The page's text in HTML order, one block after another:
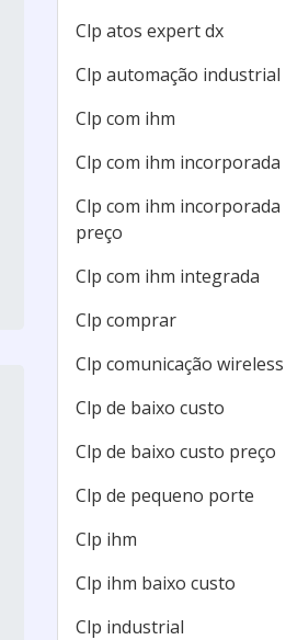
Clp atos expert dx
Clp automação industrial
Clp com ihm
Clp com ihm incorporada
Clp com ihm incorporada
preço
Clp com ihm integrada
Clp comprar
Clp comunicação wireless
Clp de baixo custo
Clp de baixo custo preço
Clp de pequeno porte
Clp ihm
Clp ihm baixo custo
Clp industrial